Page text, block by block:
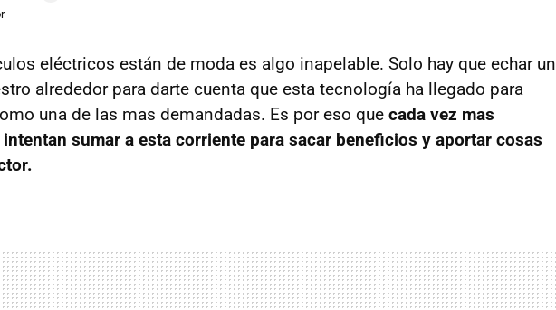
eléctricos están de moda es algo inapelable. Solo hay que echar un
alrededor para darte cuenta que esta tecnología ha llegado para
una de las mas demandadas. Es por eso que cada vez mas
sumar a esta corriente para sacar beneficios y aportar cosas